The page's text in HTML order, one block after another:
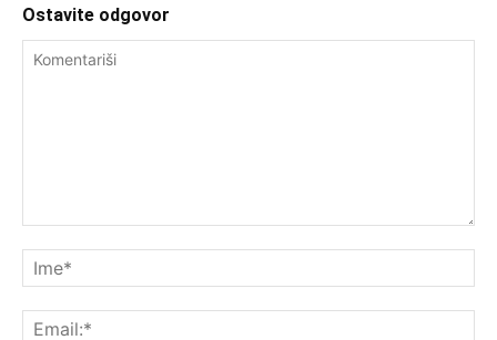
Ostavite odgovor